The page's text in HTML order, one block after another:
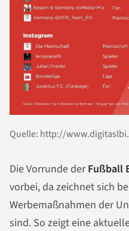
Quelle: http://
Die Vorrunde derFußball
vorbei, da zeichnet sich
Werbemaßnahmen der
sind. So zeigt eine